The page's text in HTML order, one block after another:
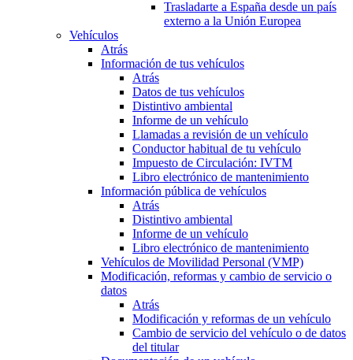
Trasladarte a España desde un país
externo a la Unión Europea
Vehículos
Atrás
Información de tus vehículos
Atrás
Datos de tus vehículos
Distintivo ambiental
Informe de un vehículo
Llamadas a revisión de un vehículo
Conductor habitual de tu vehículo
Impuesto de Circulación: IVTM
Libro electrónico de mantenimiento
Información pública de vehículos
Atrás
Distintivo ambiental
Informe de un vehículo
Libro electrónico de mantenimiento
Vehículos de Movilidad Personal (VMP)
Modificación, reformas y cambio de servicio o
datos
Atrás
Modificación y reformas de un vehículo
Cambio de servicio del vehículo o de datos
del titular